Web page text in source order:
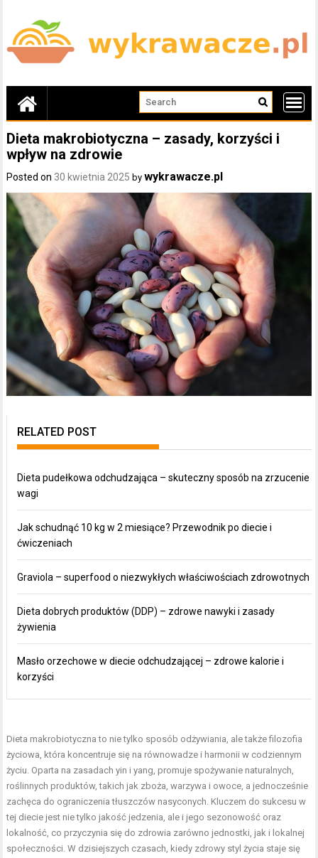
content
Dieta makrobiotyczna – zasady, korzyści i
wpływ na zdrowie
Posted on 30 kwietnia 2025 bywykrawacze.pl
RELATED POST
Dieta pudełkowa odchudzająca – skuteczny sposób na zrzucenie
wagi
Jak schudnąć 10 kg w 2 miesiące? Przewodnik po diecie i
ćwiczeniach
Graviola – superfood o niezwykłych właściwościach zdrowotnych
Dieta dobrych produktów (DDP) – zdrowe nawyki i zasady
żywienia
Masło orzechowe w diecie odchudzającej – zdrowe kalorie i
korzyści
Dieta makrobiotyczna to nie tylko sposób odżywiania, ale także filozofia
życiowa, która koncentruje się na równowadze i harmonii w codziennym
życiu. Oparta na zasadach yin i yang, promuje spożywanie naturalnych,
roślinnych produktów, takich jak zboża, warzywa i owoce, a jednocześnie
zachęca do ograniczenia tłuszczów nasyconych. Kluczem do sukcesu w
tej diecie jest nie tylko jakość jedzenia, ale i jego sezonowość oraz
lokalność, co przyczynia się do zdrowia zarówno jednostki, jak i lokalnej
społeczności. W dzisiejszych czasach, kiedy zdrowy styl życia staje się